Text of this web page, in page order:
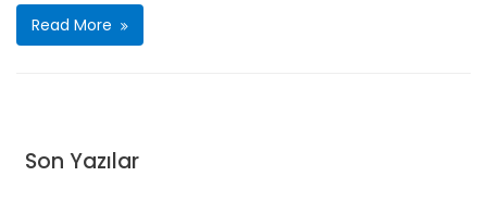
Read More
Son Yazılar